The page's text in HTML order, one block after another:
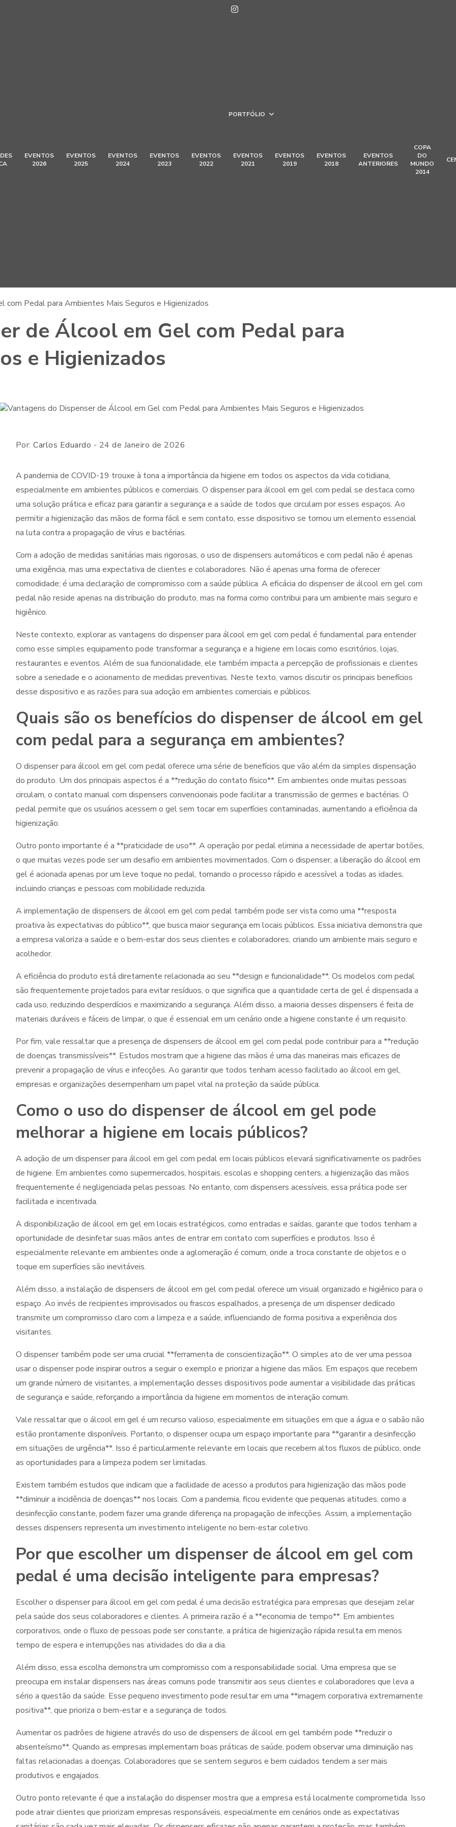
PORTFÓLIO
EVENTOS
2026
EVENTOS
2025
EVENTOS
2024
EVENTOS
2023
EVENTOS
2022
EVENTOS
2021
EVENTOS
2019
EVENTOS
2018
EVENTOS
ANTERIORES
COPA
DO
MUNDO
2014
com Pedal para Ambientes Mais Seguros e Higienizados
de Álcool em Gel com Pedal para
e Higienizados
Por:Carlos Eduardo - 24 de Janeiro de 2026
A pandemia de COVID-19 trouxe à tona a importância da higiene em todos os aspectos da vida cotidiana,
especialmente em ambientes públicos e comerciais. O dispenser para álcool em gel com pedal se destaca como
uma solução prática e eficaz para garantir a segurança e a saúde de todos que circulam por esses espaços. Ao
permitir a higienização das mãos de forma fácil e sem contato, esse dispositivo se tornou um elemento essencial
na luta contra a propagação de vírus e bactérias.
Com a adoção de medidas sanitárias mais rigorosas, o uso de dispensers automáticos e com pedal não é apenas
uma exigência, mas uma expectativa de clientes e colaboradores. Não é apenas uma forma de oferecer
comodidade; é uma declaração de compromisso com a saúde pública. A eficácia do dispenser de álcool em gel com
pedal não reside apenas na distribuição do produto, mas na forma como contribui para um ambiente mais seguro e
higiênico.
Neste contexto, explorar as vantagens do dispenser para álcool em gel com pedal é fundamental para entender
como esse simples equipamento pode transformar a segurança e a higiene em locais como escritórios, lojas,
restaurantes e eventos. Além de sua funcionalidade, ele também impacta a percepção de profissionais e clientes
sobre a seriedade e o acionamento de medidas preventivas. Neste texto, vamos discutir os principais benefícios
desse dispositivo e as razões para sua adoção em ambientes comerciais e públicos.
Quais são os benefícios do dispenser de álcool em gel
com pedal para a segurança em ambientes?
O dispenser para álcool em gel com pedal oferece uma série de benefícios que vão além da simples dispensação
do produto. Um dos principais aspectos é a **redução do contato físico**. Em ambientes onde muitas pessoas
circulam, o contato manual com dispensers convencionais pode facilitar a transmissão de germes e bactérias. O
pedal permite que os usuários acessem o gel sem tocar em superfícies contaminadas, aumentando a eficiência da
higienização.
Outro ponto importante é a **praticidade de uso**. A operação por pedal elimina a necessidade de apertar botões,
o que muitas vezes pode ser um desafio em ambientes movimentados. Com o dispenser, a liberação do álcool em
gel é acionada apenas por um leve toque no pedal, tornando o processo rápido e acessível a todas as idades,
incluindo crianças e pessoas com mobilidade reduzida.
A implementação de dispensers de álcool em gel com pedal também pode ser vista como uma **resposta
proativa às expectativas do público**, que busca maior segurança em locais públicos. Essa iniciativa demonstra que
a empresa valoriza a saúde e o bem-estar dos seus clientes e colaboradores, criando um ambiente mais seguro e
acolhedor.
A eficiência do produto está diretamente relacionada ao seu **design e funcionalidade**. Os modelos com pedal
são frequentemente projetados para evitar resíduos, o que significa que a quantidade certa de gel é dispensada a
cada uso, reduzindo desperdícios e maximizando a segurança. Além disso, a maioria desses dispensers é feita de
materiais duráveis e fáceis de limpar, o que é essencial em um cenário onde a higiene constante é um requisito.
Por fim, vale ressaltar que a presença de dispensers de álcool em gel com pedal pode contribuir para a **redução
de doenças transmissíveis**. Estudos mostram que a higiene das mãos é uma das maneiras mais eficazes de
prevenir a propagação de vírus e infecções. Ao garantir que todos tenham acesso facilitado ao álcool em gel,
empresas e organizações desempenham um papel vital na proteção da saúde pública.
Como o uso do dispenser de álcool em gel pode
melhorar a higiene em locais públicos?
A adoção de um dispenser para álcool em gel com pedal em locais públicos elevará significativamente os padrões
de higiene. Em ambientes como supermercados, hospitais, escolas e shopping centers, a higienização das mãos
frequentemente é negligenciada pelas pessoas. No entanto, com dispensers acessíveis, essa prática pode ser
facilitada e incentivada.
A disponibilização de álcool em gel em locais estratégicos, como entradas e saídas, garante que todos tenham a
oportunidade de desinfetar suas mãos antes de entrar em contato com superfícies e produtos. Isso é
especialmente relevante em ambientes onde a aglomeração é comum, onde a troca constante de objetos e o
toque em superfícies são inevitáveis.
Além disso, a instalação de dispensers de álcool em gel com pedal oferece um visual organizado e higiênico para o
espaço. Ao invés de recipientes improvisados ou frascos espalhados, a presença de um dispenser dedicado
transmite um compromisso claro com a limpeza e a saúde, influenciando de forma positiva a experiência dos
visitantes.
O dispenser também pode ser uma crucial **ferramenta de conscientização**. O simples ato de ver uma pessoa
usar o dispenser pode inspirar outros a seguir o exemplo e priorizar a higiene das mãos. Em espaços que recebem
um grande número de visitantes, a implementação desses dispositivos pode aumentar a visibilidade das práticas
de segurança e saúde, reforçando a importância da higiene em momentos de interação comum.
Vale ressaltar que o álcool em gel é um recurso valioso, especialmente em situações em que a água e o sabão não
estão prontamente disponíveis. Portanto, o dispenser ocupa um espaço importante para **garantir a desinfecção
em situações de urgência**. Isso é particularmente relevante em locais que recebem altos fluxos de público, onde
as oportunidades para a limpeza podem ser limitadas.
Existem também estudos que indicam que a facilidade de acesso a produtos para higienização das mãos pode
**diminuir a incidência de doenças** nos locais. Com a pandemia, ficou evidente que pequenas atitudes, como a
desinfecção constante, podem fazer uma grande diferença na propagação de infecções. Assim, a implementação
desses dispensers representa um investimento inteligente no bem-estar coletivo.
Por que escolher um dispenser de álcool em gel com
pedal é uma decisão inteligente para empresas?
Escolher o dispenser para álcool em gel com pedal é uma decisão estratégica para empresas que desejam zelar
pela saúde dos seus colaboradores e clientes. A primeira razão é a **economia de tempo**. Em ambientes
corporativos, onde o fluxo de pessoas pode ser constante, a prática de higienização rápida resulta em menos
tempo de espera e interrupções nas atividades do dia a dia.
Além disso, essa escolha demonstra um compromisso com a responsabilidade social. Uma empresa que se
preocupa em instalar dispensers nas áreas comuns pode transmitir aos seus clientes e colaboradores que leva a
sério a questão da saúde. Esse pequeno investimento pode resultar em uma **imagem corporativa extremamente
positiva**, que prioriza o bem-estar e a segurança de todos.
Aumentar os padrões de higiene através do uso de dispensers de álcool em gel também pode **reduzir o
absenteísmo**. Quando as empresas implementam boas práticas de saúde, podem observar uma diminuição nas
faltas relacionadas a doenças. Colaboradores que se sentem seguros e bem cuidados tendem a ser mais
produtivos e engajados.
Outro ponto relevante é que a instalação do dispenser mostra que a empresa está localmente comprometida. Isso
pode atrair clientes que priorizam empresas responsáveis, especialmente em cenários onde as expectativas